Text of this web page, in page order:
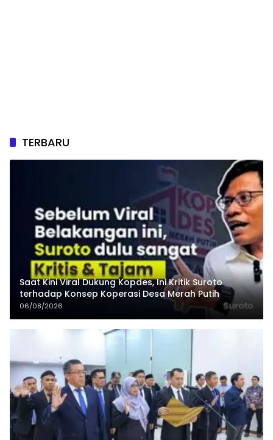
TERBARU
Saat Kini Viral Dukung Kopdes, Ini Kritik Suroto
terhadap Konsep Koperasi Desa Merah Putih
06/08/2026